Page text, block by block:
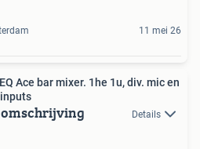
11 mei 26
Ace bar mixer. 1he 1u, div. mic en
inputs
Details